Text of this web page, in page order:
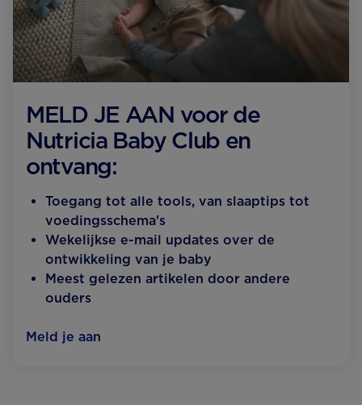
MELD JE AAN voor de
Nutricia Baby Club en
ontvang:
Toegang tot alle tools, van slaaptips tot
voedingsschema's
Wekelijkse e-mail updates over de
ontwikkeling van je baby
Meest gelezen artikelen door andere
ouders
Meld je aan